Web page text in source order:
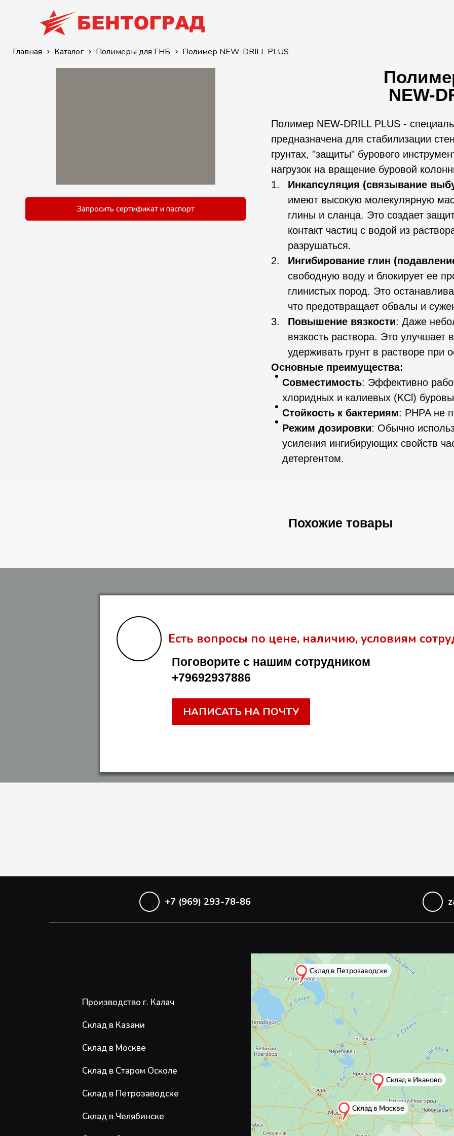
Главная Каталог Полимеры для ГНБ Полимер NEW-DRILL PLUS
Запросить сертификат и паспорт
NEW-
Полимер NEW-DRILL PLUS -
предназначена для стабилизации
грунтах, "защиты" бурового
нагрузок на вращение буровой
Инкапсуляция (связывание
имеют высокую молекулярную
глины и сланца. Это создает
контакт частиц с водой из
разрушаться.
Ингибирование глин
свободную воду и блокирует ее
глинистых пород. Это
что предотвращает обвалы и
Повышение вязкости: Даже
вязкость раствора. Это
удерживать грунт в растворе при
Основные преимущества:
Совместимость: Эффективно
хлоридных и калиевых (KCl)
Стойкость к бактериям: PHPA не
Режим дозировки: Обычно
усиления ингибирующих свойств
детергентом.
Похожие товары
Есть вопросы по цене, наличию, условиям
Поговорите с нашим сотрудником
+79692937886
НАПИСАТЬ НА ПОЧТУ
+7 (969) 293-78-86
Производство г. Калач
Склад в Казани
Склад в Москве
Склад в Старом Осколе
Склад в Петрозаводске
Склад в Челябинске